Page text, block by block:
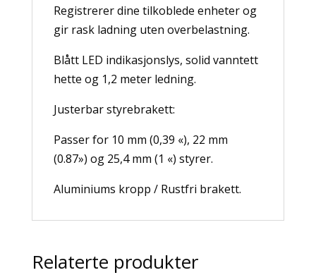
Registrerer dine tilkoblede enheter og
gir rask ladning uten overbelastning.
Blått LED indikasjonslys, solid vanntett
hette og 1,2 meter ledning.
Justerbar styrebrakett:
Passer for 10 mm (0,39 «), 22 mm
(0.87») og 25,4 mm (1 «) styrer.
Aluminiums kropp / Rustfri brakett.
Relaterte produkter